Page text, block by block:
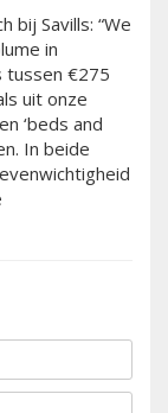
bij Savills: “We
in
tussen €275
uit onze
‘beds and
In beide